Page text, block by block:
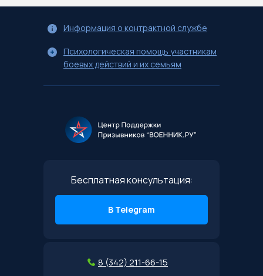
Бесплатная консультация:
В Telegram
8 (342) 211-66-15
Информация о контрактной службе
Психологическая помощь участникам
боевых действий и их семьям